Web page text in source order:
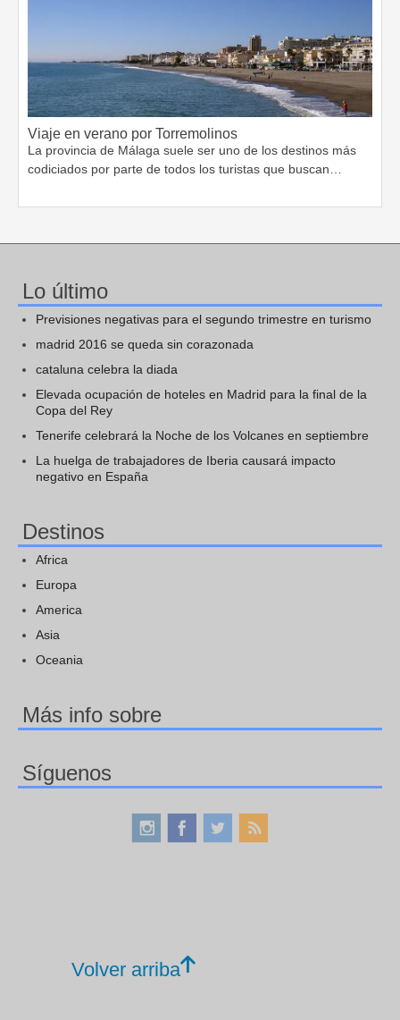
Viaje en verano por Torremolinos
La provincia de Málaga suele ser uno de los destinos más
codiciados por parte de todos los turistas que buscan…
Lo último
Previsiones negativas para el segundo trimestre en turismo
madrid 2016 se queda sin corazonada
cataluna celebra la diada
Elevada ocupación de hoteles en Madrid para la final de la
Copa del Rey
Tenerife celebrará la Noche de los Volcanes en septiembre
La huelga de trabajadores de Iberia causará impacto
negativo en España
Destinos
Africa
Europa
America
Asia
Oceania
Más info sobre
Síguenos
Volver arriba